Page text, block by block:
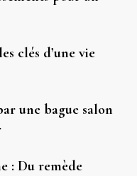
clés d’une vie
une bague salon
: Du remède